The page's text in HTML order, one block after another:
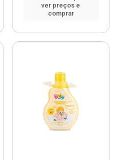
ver preços e
comprar